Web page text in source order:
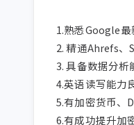
1.熟悉Google最
2. 精通Ahrefs、
3. 具备数据分
4.英语读写能力
5.有加密货币、
6.有成功提升加